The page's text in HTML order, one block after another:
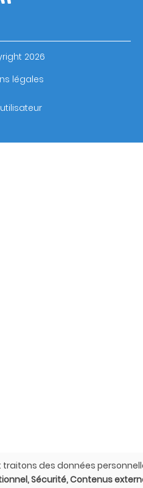
2026
légales
traitons des données
Sécurité, Contenus